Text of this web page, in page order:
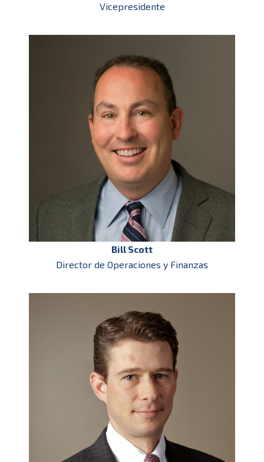
Vicepresidente
Bill Scott
Director de Operaciones y Finanzas